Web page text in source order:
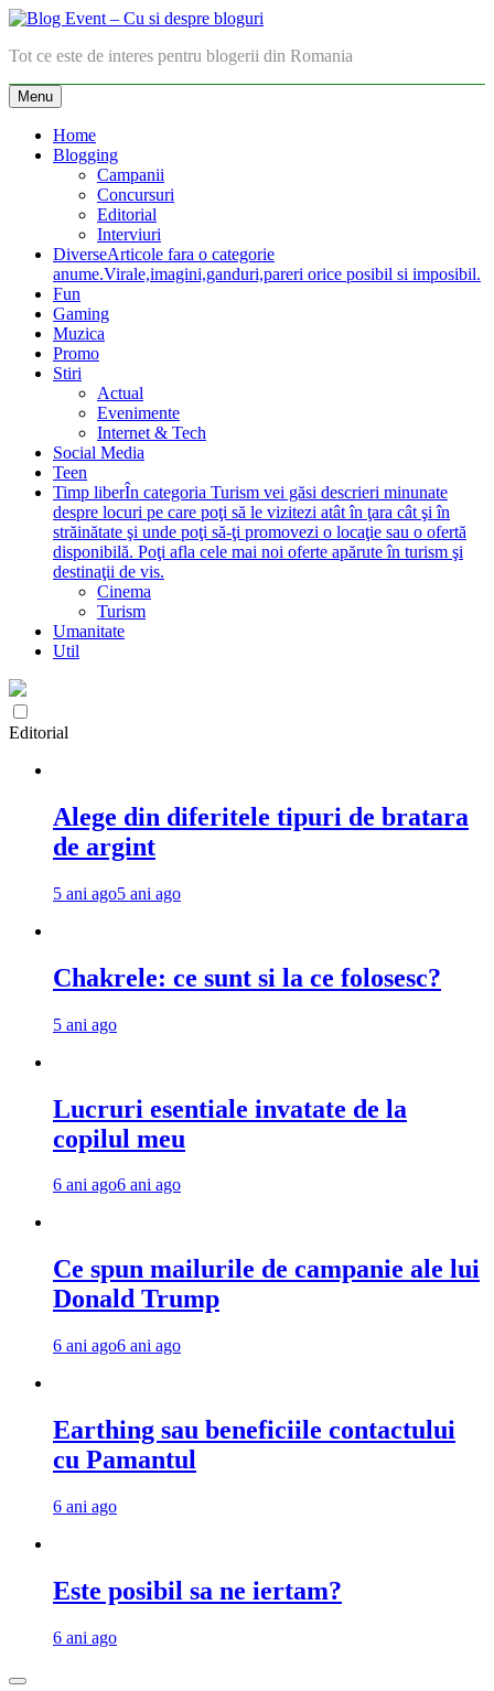
Skip
content
Blog Event – Cu si despre bloguri
Tot ce este de interes pentru blogerii din Romania
Menu
Home
Blogging
Campanii
Concursuri
Editorial
Interviuri
DiverseArticole fara o categorie
anume.Virale,imagini,ganduri,pareri orice posibil si imposibil.
Fun
Gaming
Muzica
Promo
Stiri
Actual
Evenimente
Internet & Tech
Social Media
Teen
Timp liberÎn categoria Turism vei găsi descrieri minunate
despre locuri pe care poţi să le vizitezi atât în ţara cât şi în
străinătate şi unde poţi să-ţi promovezi o locaţie sau o ofertă
disponibilă. Poţi afla cele mai noi oferte apărute în turism şi
destinaţii de vis.
Cinema
Turism
Umanitate
Util
Editorial
Alege din diferitele tipuri de bratara
de argint
5 ani ago5 ani ago
Chakrele: ce sunt si la ce folosesc?
5 ani ago
Lucruri esentiale invatate de la
copilul meu
6 ani ago6 ani ago
Ce spun mailurile de campanie ale lui
Donald Trump
6 ani ago6 ani ago
Earthing sau beneficiile contactului
cu Pamantul
6 ani ago
Este posibil sa ne iertam?
6 ani ago